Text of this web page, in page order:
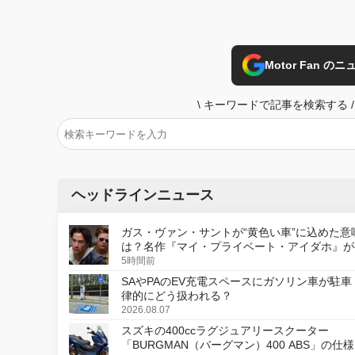
Motor Fan のニ
\ キーワードで記事を検索する /
ヘッドラインニュース
ガス・ヴァン・サントが“黄色い車”に込めた意
は？名作『マイ・プライベート・アイダホ』が
デジタルリマスター版で復活
5時間前
SAやPAのEV充電スペースにガソリン車が駐車
律的にどう扱われる？
2026.08.07
スズキの400ccラグジュアリースクーター
「BURGMAN（バーグマン）400 ABS」の仕様